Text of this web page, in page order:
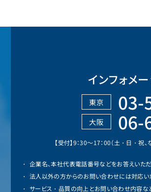
インフォメ
東京 03-
大阪 06-
【受付】9：30～17：00（土・日・祝
企業名、本社代表電話番号などをお答えいた
法人以外の方からのお問い合わせには対応い
サービス・品質の向上とお問い合わせ内容な